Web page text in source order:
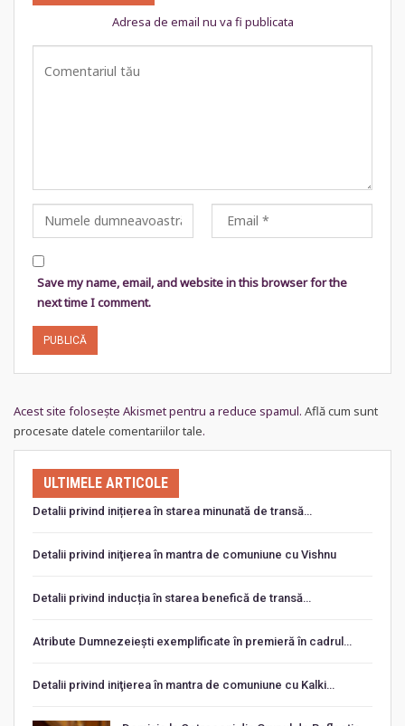
Adresa de email nu va fi publicata
Save my name, email, and website in this browser for the
next time I comment.
Acest site folosește Akismet pentru a reduce spamul. Află cum sunt
procesate datele comentariilor tale.
ULTIMELE ARTICOLE
Detalii privind inițierea în starea minunată de transă…
Detalii privind iniţierea în mantra de comuniune cu Vishnu
Detalii privind inducția în starea benefică de transă…
Atribute Dumnezeiești exemplificate în premieră în cadrul…
Detalii privind iniţierea în mantra de comuniune cu Kalki…